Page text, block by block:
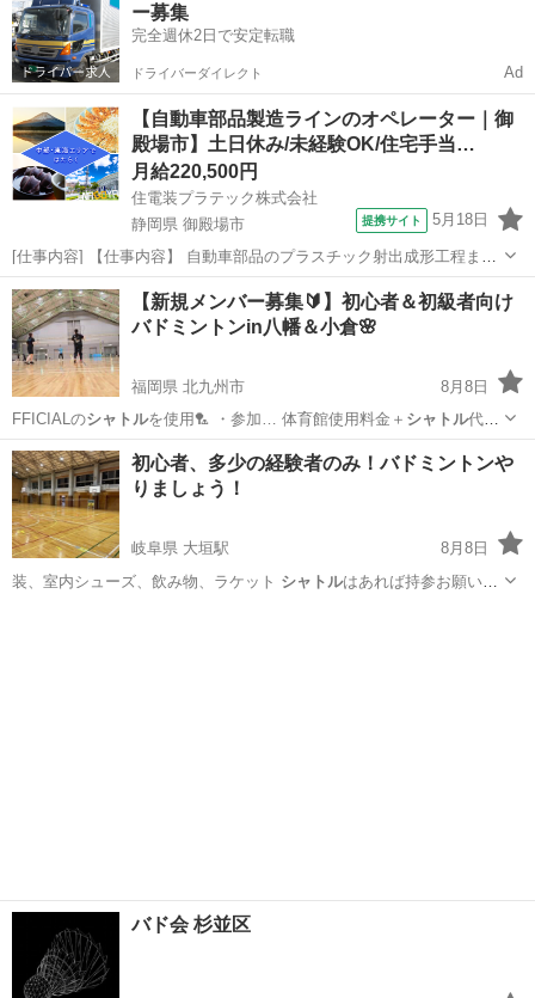
ー募集
完全週休2日で安定転職
ドライバーダイレクト Ad
【自動車部品製造ラインのオペレーター｜御
殿場市】土日休み/未経験OK/住宅手当…
月給220,500円
住電装プラテック株式会社
静岡県 御殿場市
提携サイト 5月18日
[仕事内容] 【仕事内容】 自動車部品のプラスチック射出成形工程また
は組立工程での以下業務をお願いします。 ・生産段取り、チョコ停解
除などの作業 ・箱替え、梱包などの作業 ・材料及び部材供給及び補助
作業 ・物流や簡易保全作業...
静岡 御殿場市 工場
【新規メンバー募集🔰】初心者＆初級者向け
バドミントンin八幡＆小倉🌸
福岡県 北九州市
8月8日
FFICIALのシャトルを使用🏸 ・参加… 体育館使用料金＋ シャトル代で
す💰 【場…
福岡 北九州市 バドミントン
初心者、多少の経験者のみ！バドミントンや
りましょう！
岐阜県 大垣駅
8月8日
装、室内シューズ、飲み物、ラケット シャトルはあれば持参お願いい
バド会 杉並区